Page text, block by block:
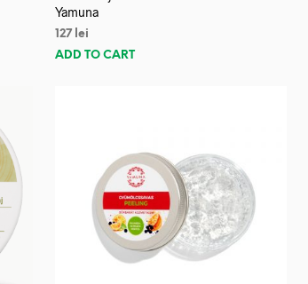
Yamuna
127 lei
ADD TO CART